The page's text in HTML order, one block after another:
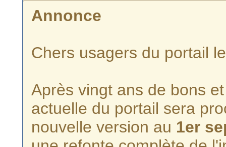
Annonce
Chers usagers du portail
Après vingt ans de bons
actuelle du portail sera
nouvelle version au 1er